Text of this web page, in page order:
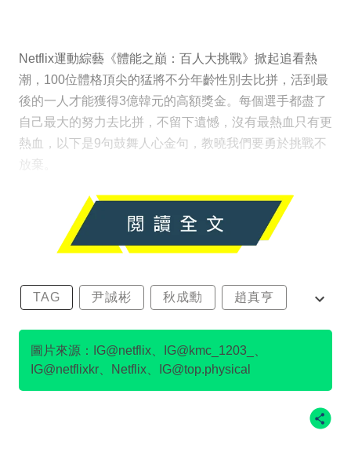
Netflix運動綜藝《體能之巔：百人大挑戰》掀起追看熱
潮，100位體格頂尖的猛將不分年齡性別去比拼，活到最
後的一人才能獲得3億韓元的高額獎金。每個選手都盡了
自己最大的努力去比拼，不留下遺憾，沒有最熱血只有更
熱血，以下是9句鼓舞人心金句，教曉我們要勇於挑戰不
放棄。
TAG 尹誠彬 秋成勳 趙真亨
金民澈
圖片來源：IG@netflix、IG@kmc_1203_、
IG@netflixkr、Netflix、IG@top.physical